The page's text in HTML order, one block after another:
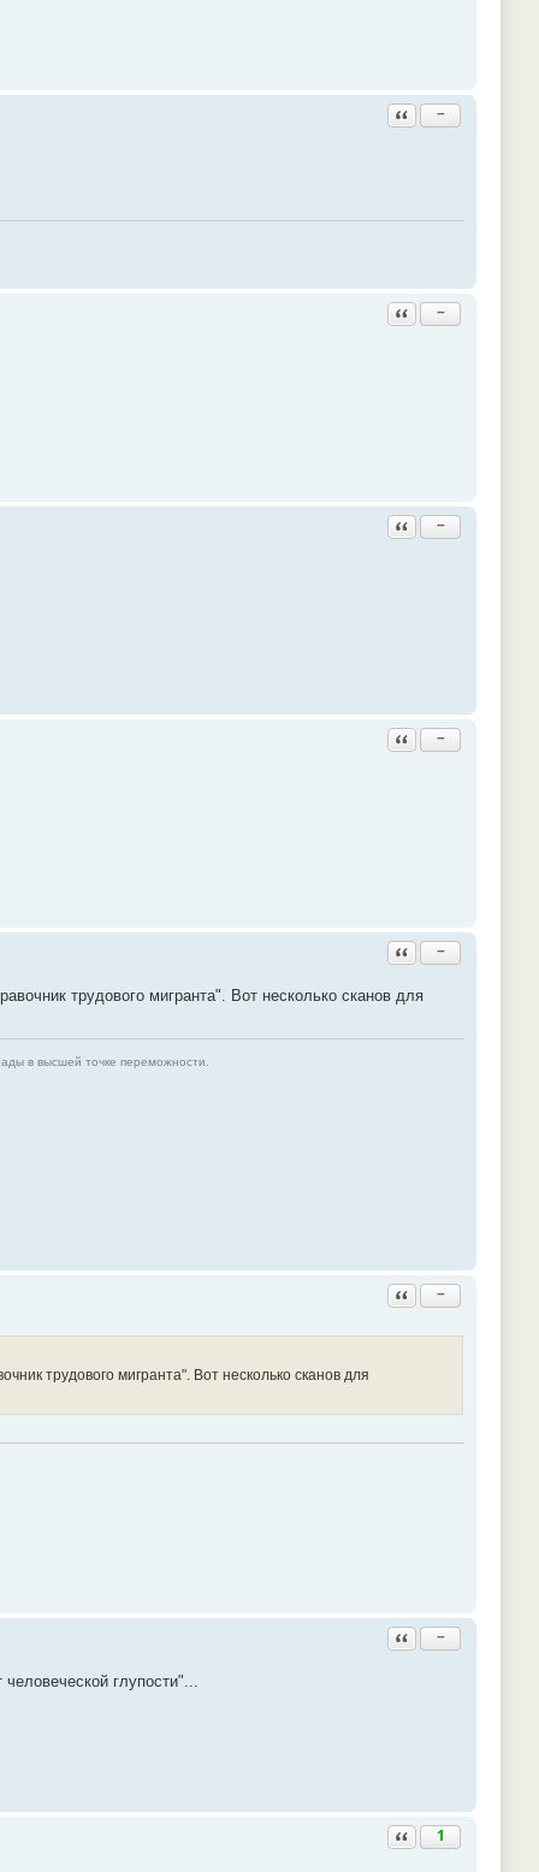
Ответить с цитатой
−
Ответить с цитатой
−
Ответить с цитатой
−
Ответить с цитатой
−
Ответить с цитатой
−
трудового мигранта". Вот несколько сканов для
в высшей точке переможности.
Ответить с цитатой
−
трудового мигранта". Вот несколько сканов для
Ответить с цитатой
−
глупости"...
Ответить с цитатой
1